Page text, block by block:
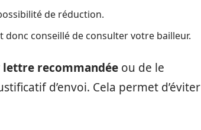
de réduction.
donc conseillé de consulter votre bailleur.
lettre recommandée ou de le
d’envoi. Cela permet d’éviter